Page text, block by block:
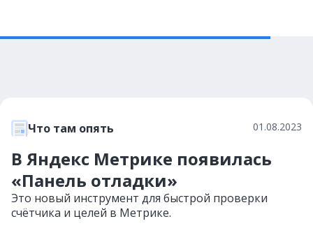
Что там опять 01.08.2023
В Яндекс Метрике появилась
«Панель отладки»
Это новый инструмент для быстрой проверки
счётчика и целей в Метрике.